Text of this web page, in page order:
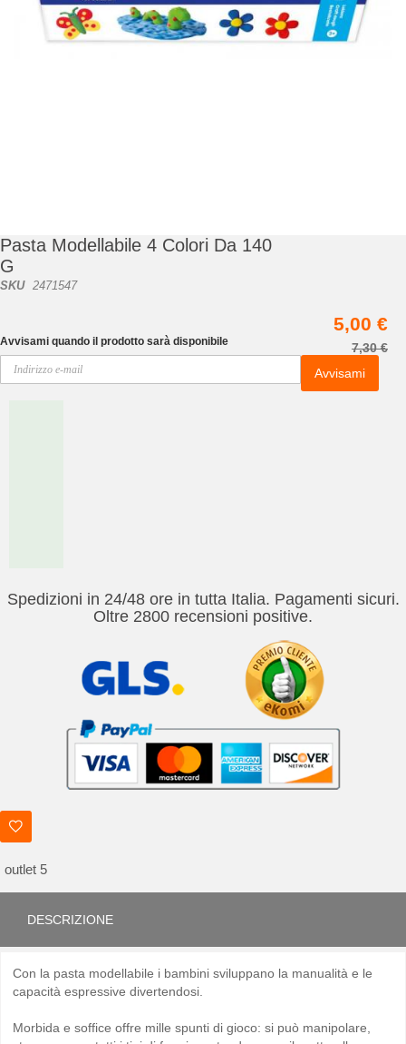
galleria
di
Pasta Modellabile 4 Colori Da 140
G
SKU 2471547
5,00 €
7,30 €
Avvisami quando il prodotto sarà disponibile
Avvisami
Spedizioni in 24/48 ore in tutta Italia. Pagamenti sicuri.
Oltre 2800 recensioni positive.
outlet 5
DESCRIZIONE
Con la pasta modellabile i bambini sviluppano la manualità e le
capacità espressive divertendosi.
Morbida e soffice offre mille spunti di gioco: si può manipolare,